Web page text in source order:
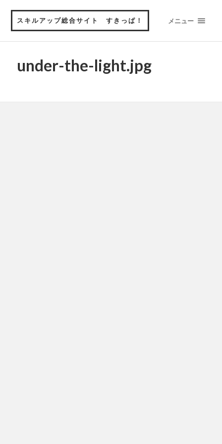
スキルアップ総合サイト すきっぱ！ メニュー
under-the-light.jpg